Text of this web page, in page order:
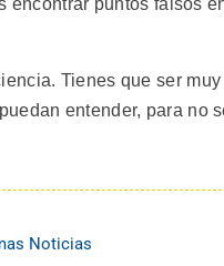
encontrar puntos falsos
Tienes que ser
entender, para no
Noticias